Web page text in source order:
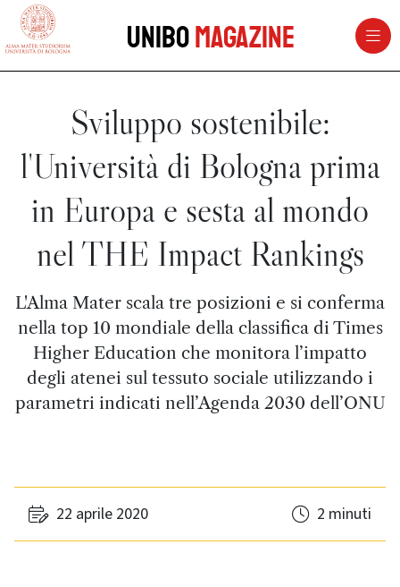
vai al contenuto della pagina
UniboMagazine
Sviluppo sostenibile:
l'Università di Bologna prima
in Europa e sesta al mondo
nel THE Impact Rankings
L'Alma Mater scala tre posizioni e si conferma
nella top 10 mondiale della classifica di Times
Higher Education che monitora l’impatto
degli atenei sul tessuto sociale utilizzando i
parametri indicati nell’Agenda 2030 dell’ONU
22 aprile 2020 2 minuti